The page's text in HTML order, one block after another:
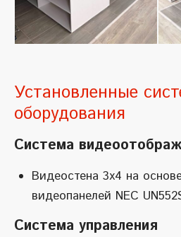
Установленные
оборудования
Система
Видеостена 3х4 на
видеопанелей NEC
Система управления